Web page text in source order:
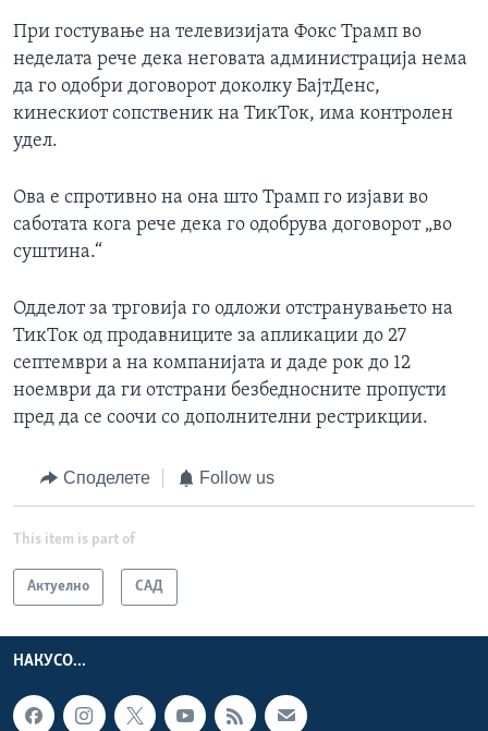
При гостување на телевизијата Фокс Трамп во
неделата рече дека неговата администрација нема
да го одобри договорот доколку БајтДенс,
кинескиот сопственик на ТикТок, има контролен
удел.
Ова е спротивно на она што Трамп го изјави во
саботата кога рече дека го одобрува договорот „во
суштина.“
Одделот за трговија го одложи отстранувањето на
ТикТок од продавниците за апликации до 27
септември а на компанијата и даде рок до 12
ноември да ги отстрани безбедносните пропусти
пред да се соочи со дополнителни рестрикции.
Споделете Follow us
This item is part of
Актуелно САД
НАКУСО...